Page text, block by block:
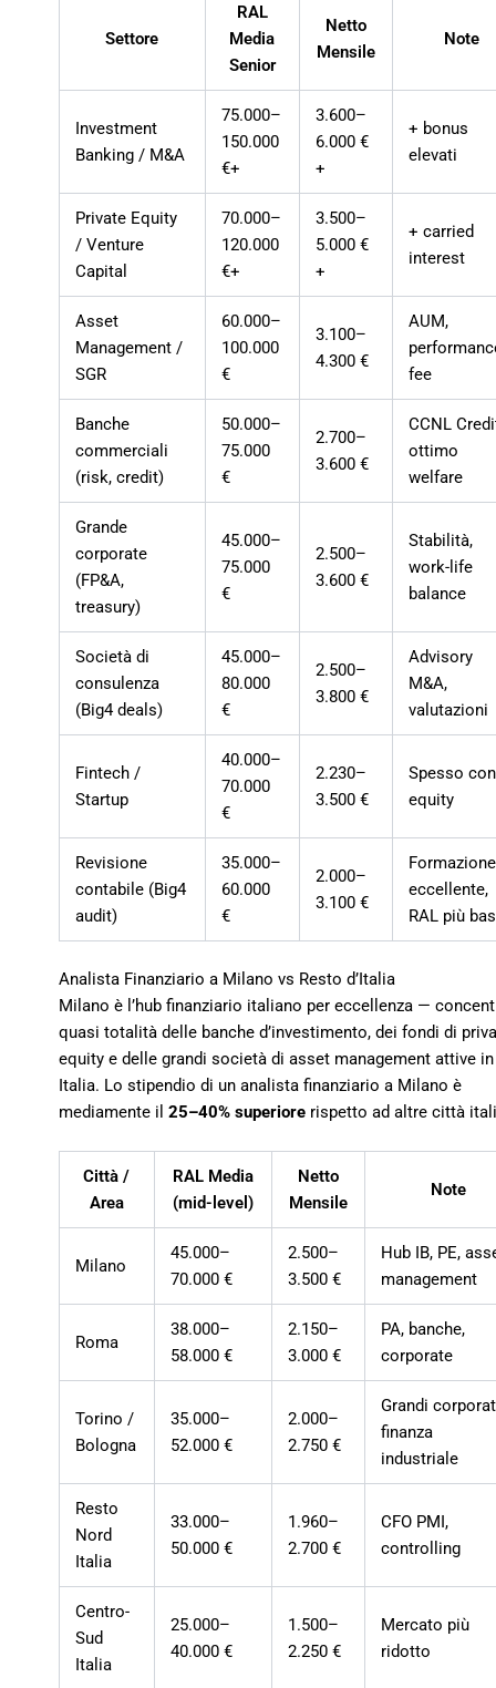
Settore
RAL
Media
Senior
Netto
Mensile
Note
Investment
Banking / M&A
75.000–
150.000
€+
3.600–
6.000 €
+
+ bonus
elevati
Private Equity
/ Venture
Capital
70.000–
120.000
€+
3.500–
5.000 €
+
+ carried
interest
Asset
Management /
SGR
60.000–
100.000
€
3.100–
4.300 €
AUM,
fee
Banche
commerciali
(risk, credit)
50.000–
75.000
€
2.700–
3.600 €
CCNL
ottimo
welfare
Grande
corporate
(FP&A,
treasury)
45.000–
75.000
€
2.500–
3.600 €
Stabilità,
work-life
balance
Società di
consulenza
(Big4 deals)
45.000–
80.000
€
2.500–
3.800 €
Advisory
M&A,
valutazioni
Fintech /
Startup
40.000–
70.000
€
2.230–
3.500 €
Spesso con
equity
Revisione
contabile (Big4
audit)
35.000–
60.000
€
2.000–
3.100 €
Formazione
eccellente,
RAL più
Analista Finanziario a Milano vs Resto d’Italia
Milano è l’hub finanziario italiano per eccellenza —
quasi totalità delle banche d’investimento, dei fondi di
equity e delle grandi società di asset management attive in
Italia. Lo stipendio di un analista finanziario a Milano è
mediamente il 25–40% superiorerispetto ad altre città
Città /
Area
RAL Media
(mid-level)
Netto
Mensile
Note
Milano
45.000–
70.000 €
2.500–
3.500 €
Hub IB, PE,
management
Roma
38.000–
58.000 €
2.150–
3.000 €
PA, banche,
corporate
Torino /
Bologna
35.000–
52.000 €
2.000–
2.750 €
Grandi
finanza
industriale
Resto
Nord
Italia
33.000–
50.000 €
1.960–
2.700 €
CFO PMI,
controlling
Centro-
Sud
Italia
25.000–
40.000 €
1.500–
2.250 €
Mercato più
ridotto